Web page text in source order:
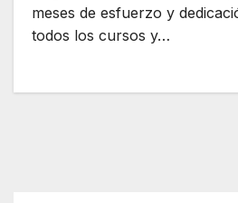
meses de esfuerzo y
todos los cursos y…